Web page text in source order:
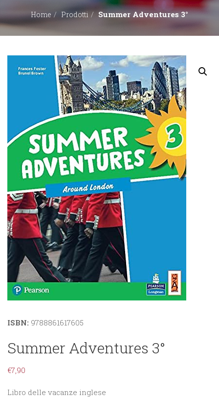
EDITORI
Home Prodotti Summer Adventures 3°
ISBN: 9788861617605
Summer Adventures 3°
€7,90
Libro delle vacanze inglese